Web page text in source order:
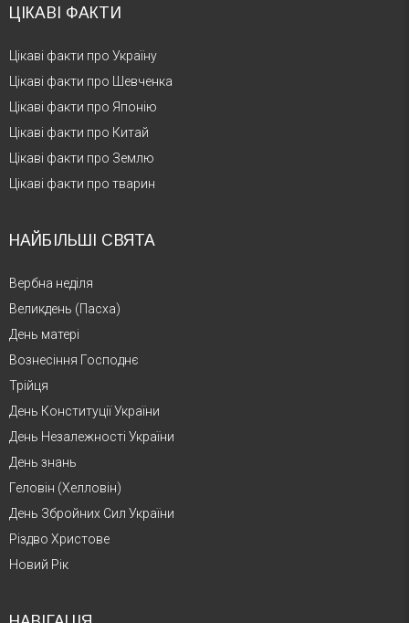
ЦІКАВІ ФАКТИ
Цікаві факти про Україну
Цікаві факти про Шевченка
Цікаві факти про Японію
Цікаві факти про Китай
Цікаві факти про Землю
Цікаві факти про тварин
НАЙБІЛЬШІ СВЯТА
Вербна неділя
Великдень (Пасха)
День матері
Вознесіння Господнє
Трійця
День Конституції України
День Незалежності України
День знань
Геловін (Хелловін)
День Збройних Сил України
Різдво Христове
Новий Рік